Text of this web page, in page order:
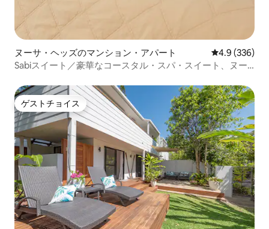
ヌーサ・ヘッズのマンション・アパート レビュー336
4.9 (336)
Sabiスイート／豪華なコースタル・スパ・スイート、ヌー
ゲストチョイス
ゲストチョイス